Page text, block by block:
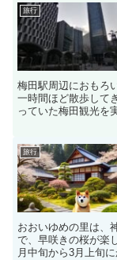
旅行
梅田駅周辺におもろ
一時間ほど散歩して
っていた梅田観光を
旅行
おおいゆめの里は、
で、早咲きの桜が楽
月中旬から3月上旬